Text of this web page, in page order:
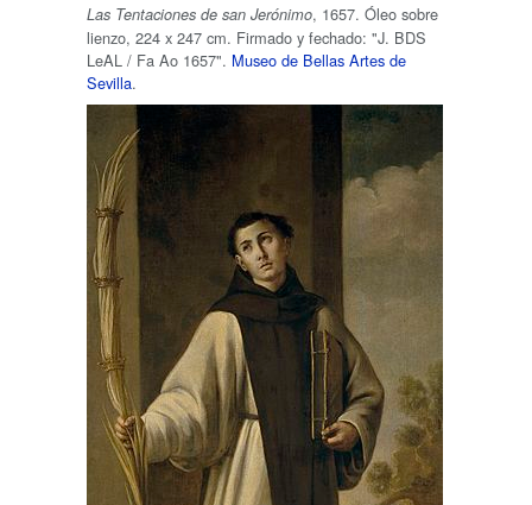
Las Tentaciones de san Jerónimo, 1657. Óleo sobre
lienzo, 224 x 247 cm. Firmado y fechado: "J. BDS
LeAL / Fa Ao 1657". Museo de Bellas Artes de
Sevilla.